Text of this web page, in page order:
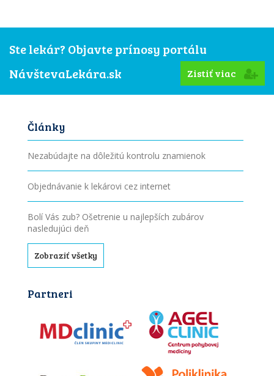
Ste lekár? Objavte prínosy portálu
NávštevaLekára.sk
Zistiť viac
Články
Nezabúdajte na dôležitú kontrolu znamienok
Objednávanie k lekárovi cez internet
Bolí Vás zub? Ošetrenie u najlepších zubárov
nasledujúci deň
Zobraziť všetky
Partneri